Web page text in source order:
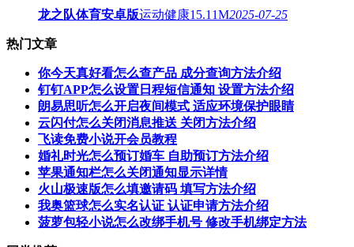
龙之队体育安卓版运动健康15.11M2025-07-25
热门文章
你今天真好看怎么查产品 成分查询方法介绍
钉钉APP怎么设置日程短信通知 设置方法介绍
朗易思听怎么开启夜间模式 适应环境保护眼睛
云闪付怎么关闭消息推送 关闭方法介绍
飞读免费小说开会员教程
婚礼时光怎么预订婚车 自助预订方法介绍
苹果通知栏怎么关闭通知显示详情
火山极速版怎么填邀请码 填写方法介绍
我奥篮球怎么实名认证 认证申请方法介绍
菠萝包轻小说怎么改绑手机号 修改手机绑定方法